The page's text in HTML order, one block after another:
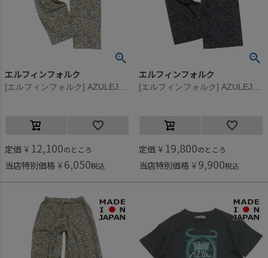
エルフィンフォルク
定価 ¥ 12,100のところ
当店特別価格 ¥ 6,050税込
エルフィンフォルク
定価 ¥ 19,800のところ
当店特別価格 ¥ 9,900税込